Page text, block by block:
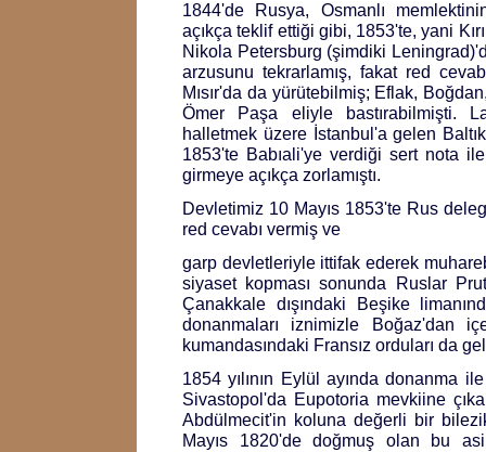
1844'de Rusya, Osmanlı
açıkça teklif ettiği gibi, 1853'te, yani
Nikola Petersburg (şimdiki
arzusunu tekrarlamış, fakat red
Mısır'da da yürütebilmiş; Eflak,
Ömer Paşa eliyle bastırabilmişti.
halletmek üzere İstanbul'a gelen
1853'te Babıali'ye verdiği sert nota
girmeye açıkça zorlamıştı.
Devletimiz 10 Mayıs 1853'te Rus
red cevabı vermiş ve
garp devletleriyle ittifak ederek
siyaset kopması sonunda Ruslar
Çanakkale dışındaki Beşike
donanmaları iznimizle Boğaz'dan
kumandasındaki Fransız orduları da
1854 yılının Eylül ayında donanma
Sivastopol'da Eupotoria mevkiine
Abdülmecit'in koluna değerli bir
Mayıs 1820'de doğmuş olan bu